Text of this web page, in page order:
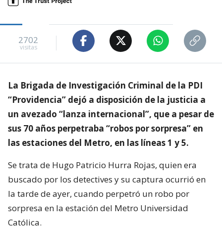
2702
visitas
La Brigada de Investigación Criminal de la PDI
“Providencia” dejó a disposición de la justicia a
un avezado “lanza internacional”, que a pesar de
sus 70 años perpetraba “robos por sorpresa” en
las estaciones del Metro, en las líneas 1 y 5.
Se trata de Hugo Patricio Hurra Rojas, quien era
buscado por los detectives y su captura ocurrió en
la tarde de ayer, cuando perpetró un robo por
sorpresa en la estación del Metro Universidad
Católica.